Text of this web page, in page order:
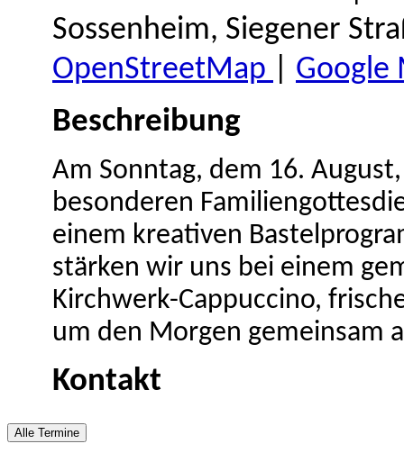
Sossenheim, Siegener
OpenStreetMap
Google
Beschreibung
Am Sonntag, dem 16.
besonderen
einem kreativen
stärken wir uns bei einem
Kirchwerk-Cappuccino,
um den Morgen gemeinsam
Kontakt
Alle Termine